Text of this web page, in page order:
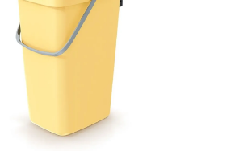
KADDI Q s filtrem - objem: 25 l, barva:
na tříděný odpad Fit Bin gray 20 l,
na tříděný odpad Flap Bin černý 75 l,
filtry do odpadkových košů Kaddi